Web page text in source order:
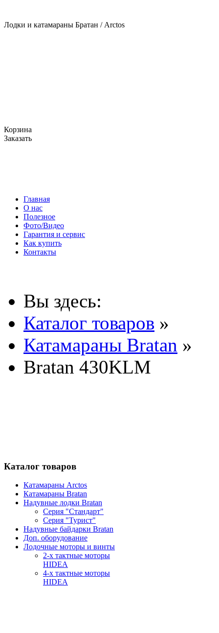
Лодки и катамараны Братан / Arctos
Корзина
Заказать
Главная
О нас
Полезное
Фото/Видео
Гарантия и сервис
Как купить
Контакты
Вы здесь:
Каталог товаров »
Катамараны Bratan »
Bratan 430KLM
Каталог товаров
Катамараны Arctos
Катамараны Bratan
Надувные лодки Bratan
Серия "Стандарт"
Серия "Турист"
Надувные байдарки Bratan
Доп. оборудование
Лодочные моторы и винты
2-х тактные моторы
HIDEA
4-х тактные моторы
HIDEA